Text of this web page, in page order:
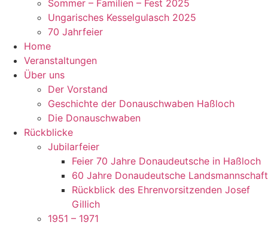
Sommer – Familien – Fest 2025
Ungarisches Kesselgulasch 2025
70 Jahrfeier
Home
Veranstaltungen
Über uns
Der Vorstand
Geschichte der Donauschwaben Haßloch
Die Donauschwaben
Rückblicke
Jubilarfeier
Feier 70 Jahre Donaudeutsche in Haßloch
60 Jahre Donaudeutsche Landsmannschaft
Rückblick des Ehrenvorsitzenden Josef
Gillich
1951 – 1971